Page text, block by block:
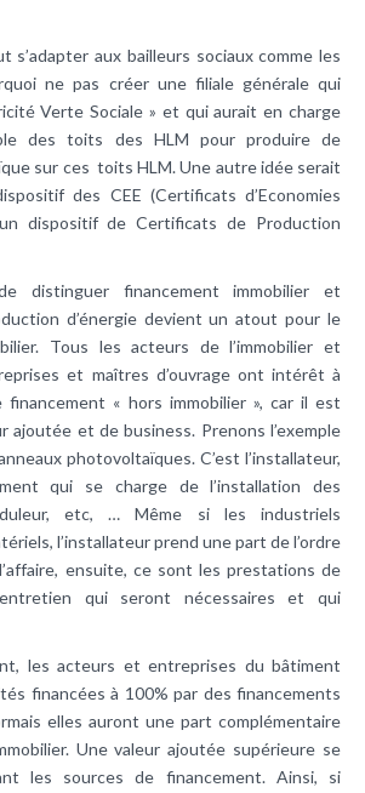
s’adapter aux bailleurs sociaux comme les
ne pas créer une filiale générale qui
Verte Sociale » et qui aurait en charge
des toits des HLM pour produire de
sur ces toits HLM. Une autre idée serait
des CEE (Certificats d’Economies
un dispositif de Certificats de Production
distinguer financement immobilier et
d’énergie devient un atout pour le
Tous les acteurs de l’immobilier et
et maîtres d’ouvrage ont intérêt à
« hors immobilier », car il est
ajoutée et de business. Prenons l’exemple
photovoltaïques. C’est l’installateur,
qui se charge de l’installation des
etc, … Même si les industriels
l’installateur prend une part de l’ordre
ensuite, ce sont les prestations de
qui seront nécessaires et qui
les acteurs et entreprises du bâtiment
financées à 100% par des financements
elles auront une part complémentaire
Une valeur ajoutée supérieure se
les sources de financement. Ainsi, si